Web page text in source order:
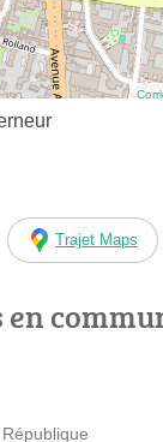
Trajet Maps